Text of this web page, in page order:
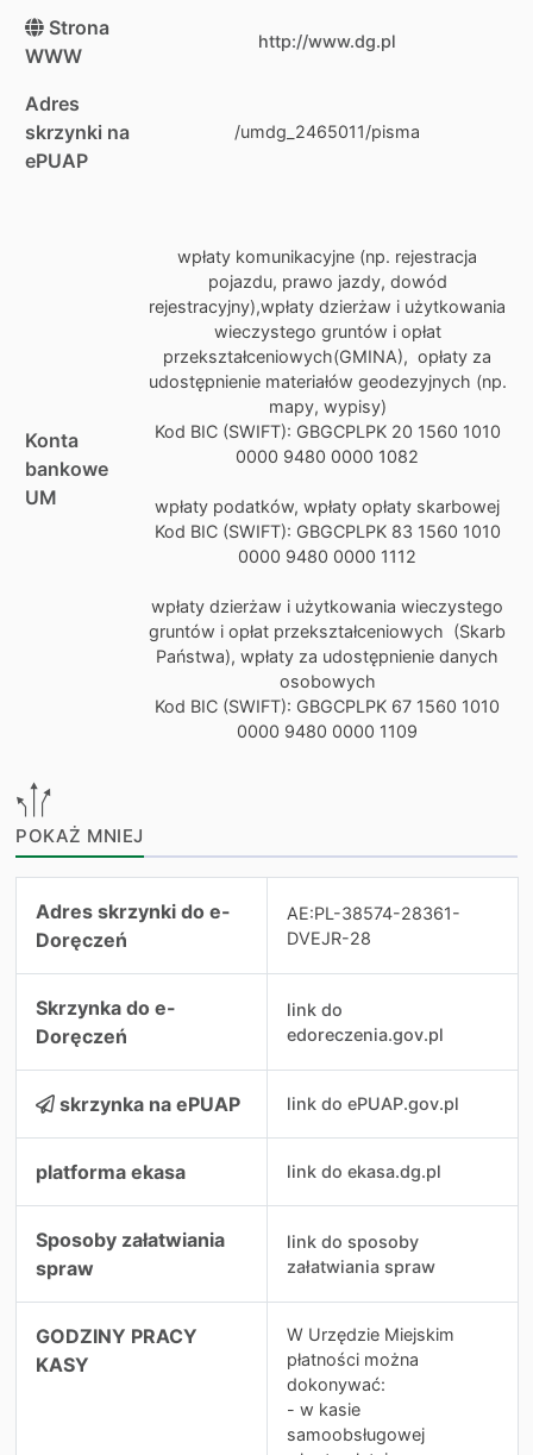
Strona
WWW
http://www.dg.pl
Adres
skrzynki na
ePUAP
/umdg_2465011/pisma
Konta
bankowe
UM
wpłaty komunikacyjne (np. rejestracja
pojazdu, prawo jazdy, dowód
rejestracyjny),wpłaty dzierżaw i użytkowania
wieczystego gruntów i opłat
przekształceniowych(GMINA), opłaty za
udostępnienie materiałów geodezyjnych (np.
mapy, wypisy)
Kod BIC (SWIFT): GBGCPLPK 20 1560 1010
0000 9480 0000 1082
wpłaty podatków, wpłaty opłaty skarbowej
Kod BIC (SWIFT): GBGCPLPK 83 1560 1010
0000 9480 0000 1112
wpłaty dzierżaw i użytkowania wieczystego
gruntów i opłat przekształceniowych (Skarb
Państwa), wpłaty za udostępnienie danych
osobowych
Kod BIC (SWIFT): GBGCPLPK 67 1560 1010
0000 9480 0000 1109
POKAŻ MNIEJ
Adres skrzynki do e-
Doręczeń
AE:PL-38574-28361-
DVEJR-28
Skrzynka do e-
Doręczeń
link do
edoreczenia.gov.pl
skrzynka na ePUAP link do ePUAP.gov.pl
platforma ekasa link do ekasa.dg.pl
Sposoby załatwiania
spraw
link do sposoby
załatwiania spraw
GODZINY PRACY
KASY
W Urzędzie Miejskim
płatności można
dokonywać:
- w kasie
samoobsługowej